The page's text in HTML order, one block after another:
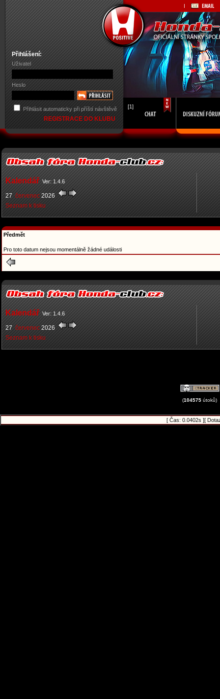
Přihlášení:
Uživatel
Heslo
Přihlásit automaticky při příští návštěvě
REGISTRACE DO KLUBU
[1]
Kalendář Ver: 1.4.6
27 červenec 2026
Seznam k tisku
Předmět
Pro toto datum nejsou momentálně žádné události
Kalendář Ver: 1.4.6
27 červenec 2026
Seznam k tisku
(104575 útoků)
[ Čas: 0.0402s ][